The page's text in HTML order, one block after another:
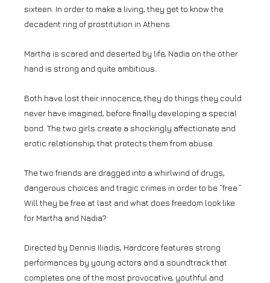
sixteen. In order to make a living, they get to know the
decadent ring of prostitution in Athens.
Martha is scared and deserted by life, Nadia on the other
hand is strong and quite ambitious.
Both have lost their innocence, they do things they could
never have imagined, before finally developing a special
bond. The two girls create a shockingly affectionate and
erotic relationship, that protects them from abuse.
The two friends are dragged into a whirlwind of drugs,
dangerous choices and tragic crimes in order to be “free.”
Will they be free at last and what does freedom look like
for Martha and Nadia?
Directed by Dennis Iliadis, Hardcore features strong
performances by young actors and a soundtrack that
completes one of the most provocative, youthful and